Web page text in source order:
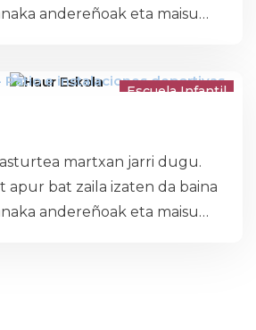
andereñoak eta maisu
Escuela Infantil
martxan jarri dugu.
apur bat zaila izaten da baina
andereñoak eta maisu